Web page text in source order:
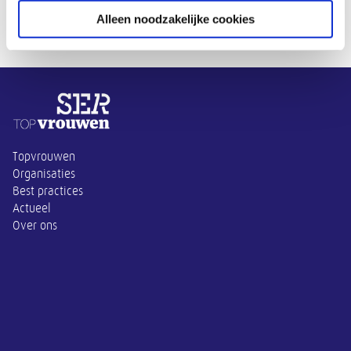
Alleen noodzakelijke cookies
Overige informatie
Topvrouwen
Organisaties
Best practices
Actueel
Over ons